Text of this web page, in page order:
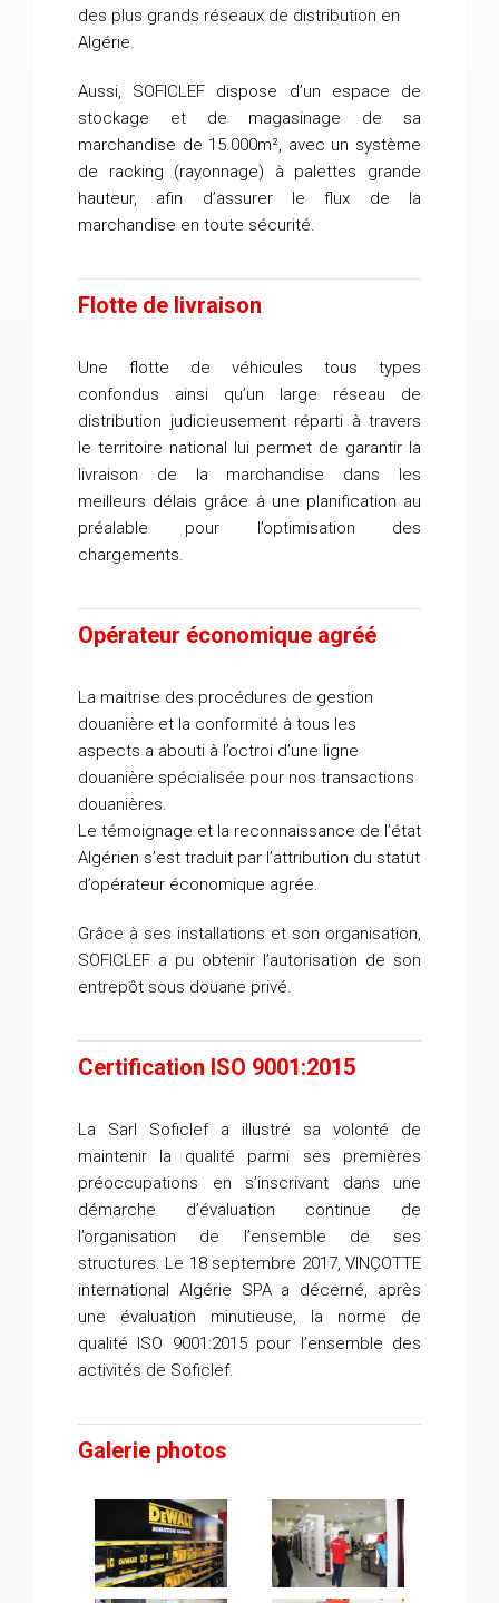
des plus grands réseaux de distribution en
Algérie.
Aussi, SOFICLEF dispose d’un espace de
stockage et de magasinage de sa
marchandise de 15.000m², avec un système
de racking (rayonnage) à palettes grande
hauteur, afin d’assurer le flux de la
marchandise en toute sécurité.
Flotte de livraison
Une flotte de véhicules tous types
confondus ainsi qu’un large réseau de
distribution judicieusement réparti à travers
le territoire national lui permet de garantir la
livraison de la marchandise dans les
meilleurs délais grâce à une planification au
préalable pour l’optimisation des
chargements.
Opérateur économique agréé
La maitrise des procédures de gestion
douanière et la conformité à tous les
aspects a abouti à l’octroi d’une ligne
douanière spécialisée pour nos transactions
douanières.
Le témoignage et la reconnaissance de l’état
Algérien s’est traduit par l’attribution du statut
d’opérateur économique agrée.
Grâce à ses installations et son organisation,
SOFICLEF a pu obtenir l’autorisation de son
entrepôt sous douane privé.
Certification ISO 9001:2015
La Sarl Soficlef a illustré sa volonté de
maintenir la qualité parmi ses premières
préoccupations en s’inscrivant dans une
démarche d’évaluation continue de
l’organisation de l’ensemble de ses
structures. Le 18 septembre 2017, VINÇOTTE
international Algérie SPA a décerné, après
une évaluation minutieuse, la norme de
qualité ISO 9001:2015 pour l’ensemble des
activités de Soficlef.
Galerie photos